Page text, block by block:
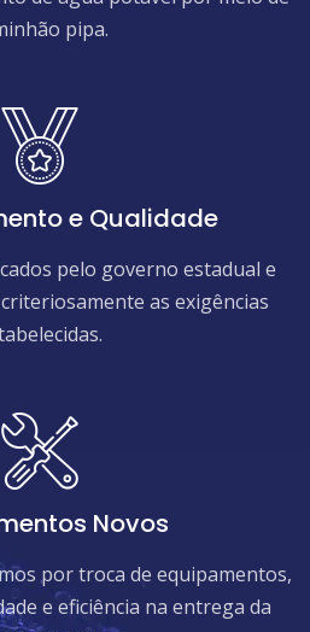
pipa.
e Qualidade
pelo governo estadual e
as exigências
Novos
por troca de equipamentos,
e eficiência na entrega da